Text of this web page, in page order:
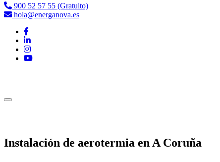
900 52 57 55 (Gratuito)
hola@energanova.es
Instalación de aerotermia en A Coruña